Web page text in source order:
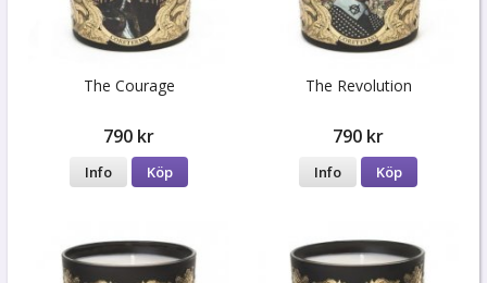
The Courage
790 kr
Info Köp
The Revolution
790 kr
Info Köp